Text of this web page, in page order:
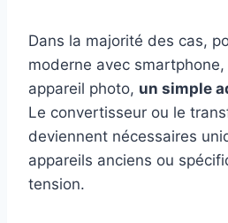
Dans la majorité des cas,
moderne avec
appareil photo, un simple
Le convertisseur ou le
deviennent nécessaires
appareils anciens ou
tension.